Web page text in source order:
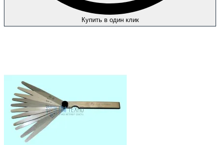
Купить в один клик